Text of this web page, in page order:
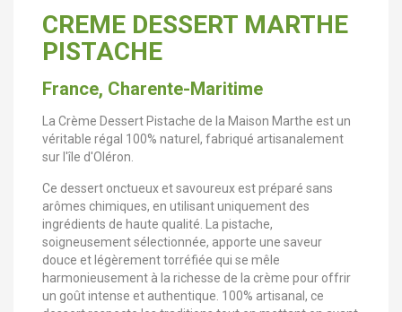
CREME DESSERT MARTHE
PISTACHE
France, Charente-Maritime
La Crème Dessert Pistache de la Maison Marthe est un
véritable régal 100% naturel, fabriqué artisanalement
sur l'île d'Oléron.
Ce dessert onctueux et savoureux est préparé sans
arômes chimiques, en utilisant uniquement des
ingrédients de haute qualité. La pistache,
soigneusement sélectionnée, apporte une saveur
douce et légèrement torréfiée qui se mêle
harmonieusement à la richesse de la crème pour offrir
un goût intense et authentique. 100% artisanal, ce